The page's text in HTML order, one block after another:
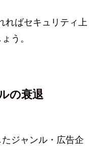
ればセキュリティ上
う。
の衰退
ジャンル・広告企